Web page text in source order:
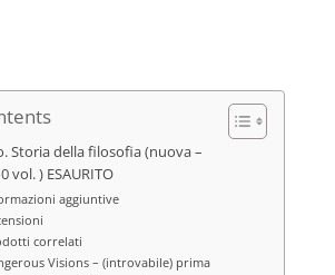
Storia della filosofia (nuova –
vol. ) ESAURITO
aggiuntive
correlati
Visions – (introvabile) prima